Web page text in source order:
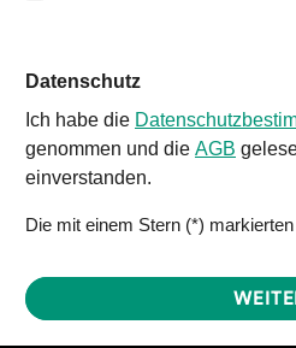
Datenschutz
Ich habe die
genommen und die AGB
einverstanden.
Die mit einem Stern (*)